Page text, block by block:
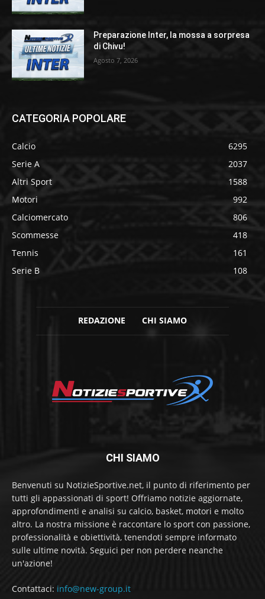
Preparazione Inter, la mossa a sorpresa
di Chivu!
Agosto 7, 2026
CATEGORIA POPOLARE
Calcio
6295
Serie A
2037
Altri Sport
1588
Motori
992
Calciomercato
806
Scommesse
418
Tennis
161
Serie B
108
REDAZIONE CHI SIAMO
CHI SIAMO
Benvenuti su NotizieSportive.net, il punto di riferimento per
tutti gli appassionati di sport! Offriamo notizie aggiornate,
approfondimenti e analisi su calcio, basket, motori e molto
altro. La nostra missione è raccontare lo sport con passione,
professionalità e obiettività, tenendoti sempre informato
sulle ultime novità. Seguici per non perdere neanche
un'azione!
Contattaci: info@new-group.it